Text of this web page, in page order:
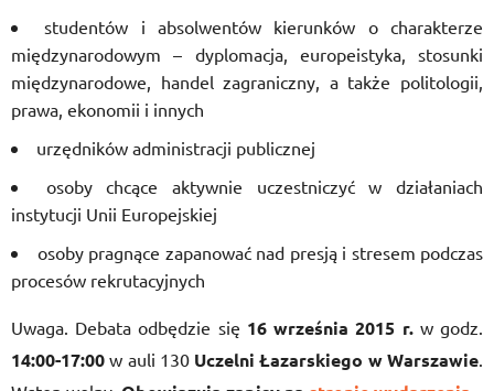
studentów i absolwentów kierunków o charakterze
międzynarodowym – dyplomacja, europeistyka, stosunki
międzynarodowe, handel zagraniczny, a także politologii,
prawa, ekonomii i innych
urzędników administracji publicznej
osoby chcące aktywnie uczestniczyć w działaniach
instytucji Unii Europejskiej
osoby pragnące zapanować nad presją i stresem podczas
procesów rekrutacyjnych
Uwaga. Debata odbędzie się 16 września 2015 r.w godz.
14:00-17:00 w auli 130 Uczelni Łazarskiego w Warszawie.